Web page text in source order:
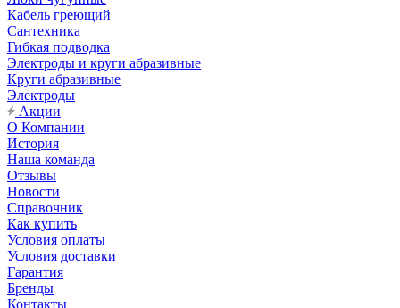
Кабель греющий
Сантехника
Гибкая подводка
Электроды и круги абразивные
Круги абразивные
Электроды
Акции
О Компании
История
Наша команда
Отзывы
Новости
Справочник
Как купить
Условия оплаты
Условия доставки
Гарантия
Бренды
Контакты